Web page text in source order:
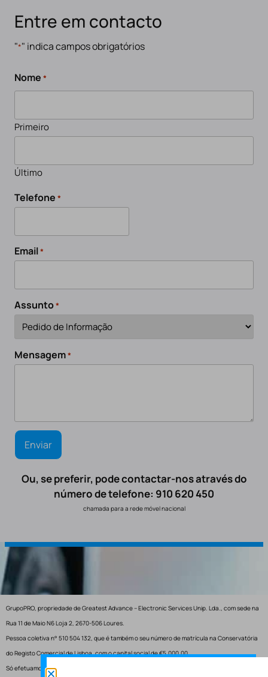
Entre em contacto
"*" indica campos obrigatórios
Nome *
Primeiro
Último
Telefone *
Email*
Assunto*
Mensagem*
Ou, se preferir, pode contactar-nos através do
número de telefone: 910 620 450
chamada para a rede móvel nacional
GrupoPRO, propriedade de Greatest Advance – Electronic Services Unip. Lda., com sede na
Rua 11 de Maio N6 Loja 2, 2670-506 Loures.
Pessoa coletiva n° 510 504 132, que é também o seu número de matrícula na Conservatória
do Registo Comercial de Lisboa, com o capital social de €5.000,00.
Só efetuamos entregas em Portugal.